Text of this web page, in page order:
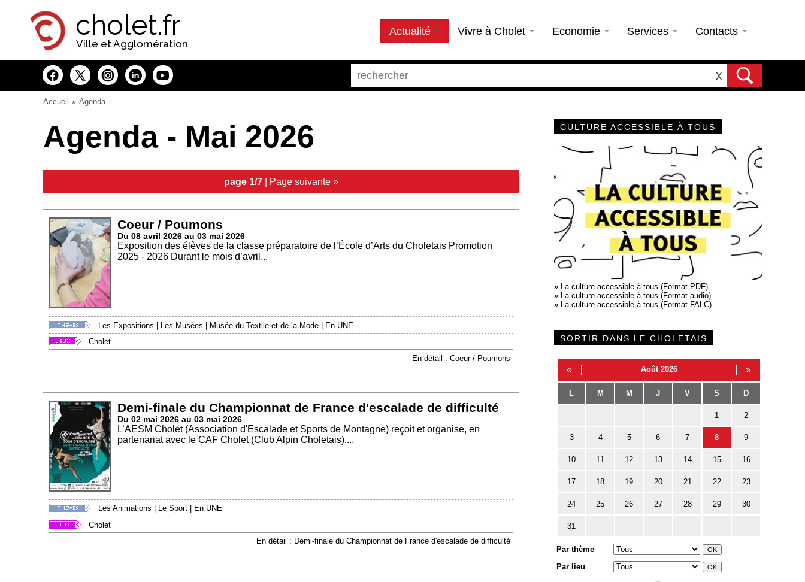
cholet.fr
Ville et Agglomération
Actualité Vivre à Cholet Economie Services Contacts
X
Accueil Agenda
Agenda - Mai 2026
page 1/7 | Page suivante »
Coeur / Poumons
Du 08 avril 2026 au 03 mai 2026
Exposition des élèves de la classe préparatoire de l’École d’Arts du Choletais Promotion
2025 - 2026 Durant le mois d’avril...
Les Expositions | Les Musées | Musée du Textile et de la Mode | En UNE
Cholet
En détail : Coeur / Poumons
Demi-finale du Championnat de France d'escalade de difficulté
Du 02 mai 2026 au 03 mai 2026
L’AESM Cholet (Association d'Escalade et Sports de Montagne) reçoit et organise, en
partenariat avec le CAF Cholet (Club Alpin Choletais),...
Les Animations Le Sport
En UNE
Cholet
En détail : Demi-finale du Championnat de France d'escalade de difficulté
CULTURE ACCESSIBLE À TOUS
» La culture accessible à tous (Format PDF)
» La culture accessible à tous (Format audio)
» La culture accessible à tous (Format FALC)
SORTIR DANS LE CHOLETAIS
« Août 2026 »
L M M J V S D
1 2
3 4 5 6 7 8 9
10 11 12 13 14 15 16
17 18 19 20 21 22 23
24 25 26 27 28 29 30
31
Par thème
Par lieu